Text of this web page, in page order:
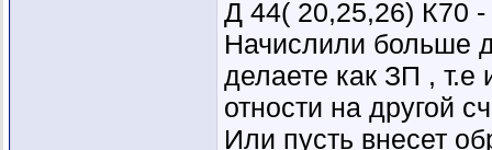
Д 44( 20,25,26) К70 -
Начислили больше
делаете как ЗП , т.е
отности на другой
Или пусть внесет